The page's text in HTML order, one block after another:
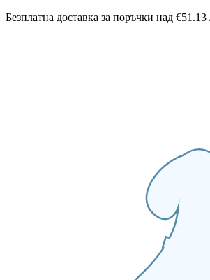
Безплатна доставка за поръчки над